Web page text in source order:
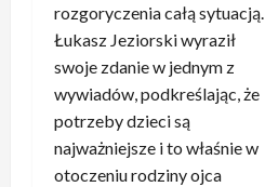
rozgoryczenia całą sytuacją.
Łukasz Jeziorski wyraził
swoje zdanie w jednym z
wywiadów, podkreślając, że
potrzeby dzieci są
najważniejsze i to właśnie w
otoczeniu rodziny ojca